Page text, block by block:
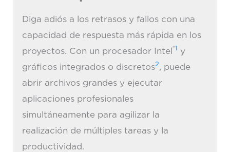
Diga adiós a los retrasos y fallos con una
capacidad de respuesta más rápida en los
proyectos. Con un procesador Intel®1 y
gráficos integrados o discretos2, puede
abrir archivos grandes y ejecutar
aplicaciones profesionales
simultáneamente para agilizar la
realización de múltiples tareas y la
productividad.